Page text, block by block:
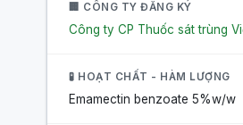
🏢 CÔNG TY ĐĂNG KÝ
Công ty CP Thuốc sát trùng
🧪 HOẠT CHẤT - HÀM LƯỢNG
Emamectin benzoate 5%w/w